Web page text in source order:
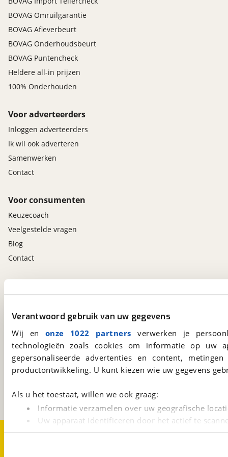
Verantwoord gebruik van uw gegevens
Wij en onze 1022 partners verwerken je
technologieën zoals cookies om informatie op
gepersonaliseerde advertenties en content,
productontwikkeling. U kunt kiezen wie uw gegevens
Als u het toestaat, willen we ook graag:
Informatie verzamelen over uw geografische
Uw apparaat identificeren door het actief te
Lees meer over hoe uw persoonlijke gegevens worden
BOVAG Omruilgarantie
BOVAG Afleverbeurt
BOVAG Onderhoudsbeurt
BOVAG Puntencheck
Heldere all-in prijzen
100% Onderhouden
Voor adverteerders
Inloggen adverteerders
Ik wil ook adverteren
Samenwerken
Contact
Voor consumenten
Keuzecoach
Veelgestelde vragen
Blog
Contact
viaBOVAG.nl
Kosterijland 15
Bunnik
Een initiatief van
BOVAG
Download 'm nu.
Over viaBOVAG.nlDisclaimer- en Privacyverklaring